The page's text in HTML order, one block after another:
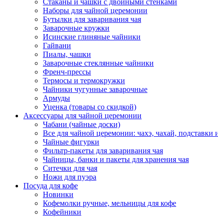
Стаканы и чашки с двойными стенками
Наборы для чайной церемонии
Бутылки для заваривания чая
Заварочные кружки
Исинские глиняные чайники
Гайвани
Пиалы, чашки
Заварочные стеклянные чайники
Френч-прессы
Термосы и термокружки
Чайники чугунные заварочные
Армуды
Уценка (товары со скидкой)
Аксессуары для чайной церемонии
Чабани (чайные доски)
Все для чайной церемонии: чахэ, чахай, подставки
Чайные фигурки
Фильтр-пакеты для заваривания чая
Чайницы, банки и пакеты для хранения чая
Ситечки для чая
Ножи для пуэра
Посуда для кофе
Новинки
Кофемолки ручные, мельницы для кофе
Кофейники